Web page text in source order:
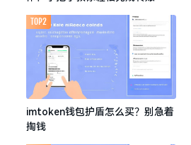
imtoken钱包护盾怎么买？别急着
掏钱
TOP2